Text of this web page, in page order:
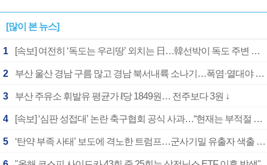
[많이 본 뉴스]
1 [속보] 여전히 ‘독도는 우리땅’ 외치는 日…韓선박이 독도 주변 해양조사 활동하자 반발
2 부산 울산 경남 구름 많고 경남 북서내륙 소나기…폭염·열대야 계속
3 부산 주유소 휘발유 평균가 ℓ당 1849원… 전주보다 3원 ↓
4 [속보] ‘심판 성접대’ 논란 축구협회 공식 사과…“현재는 부적절 행위 없어”
5 ‘탄약 부족 사태’ 보도에 격노한 트럼프…군사기밀 유출자 색출 지시